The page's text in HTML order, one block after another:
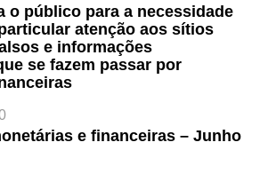
o público para a necessidade
atenção aos sítios
e informações
se fazem passar por
e financeiras – Junho